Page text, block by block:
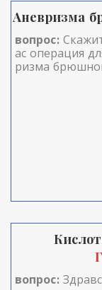
Аневризма
вопрос:
ас операция
ризма
вопрос: